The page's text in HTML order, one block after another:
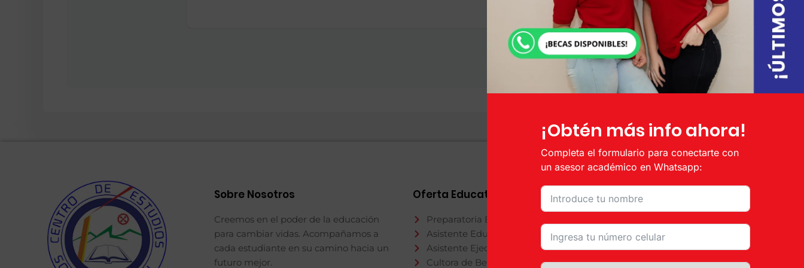
Sobre Nosotros
Creemos en el poder de la educación
para cambiar vidas. Acompañamos a
cada estudiante en su camino hacia un
futuro mejor.
Oferta Educativa
Preparatoria En Meses
Asistente Educativo
Asistente Ejecutivo
Cultora de Belleza
Refrigeración y Aire
Acondicionado
Estilismo y Bienestar
¡Obtén más info ahora!
Completa el formulario para conectarte con
un asesor académico en Whatsapp: